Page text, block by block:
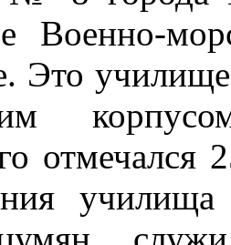
Военно-
Это
отмечался